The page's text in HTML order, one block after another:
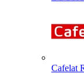
Cafelat